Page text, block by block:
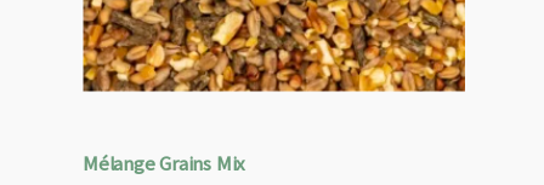
Mélange Grains Mix